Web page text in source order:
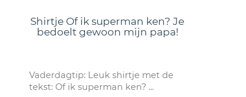
Shirtje Of ik superman ken? Je
bedoelt gewoon mijn papa!
Vaderdagtip: Leuk shirtje met de
tekst: Of ik superman ken? ...